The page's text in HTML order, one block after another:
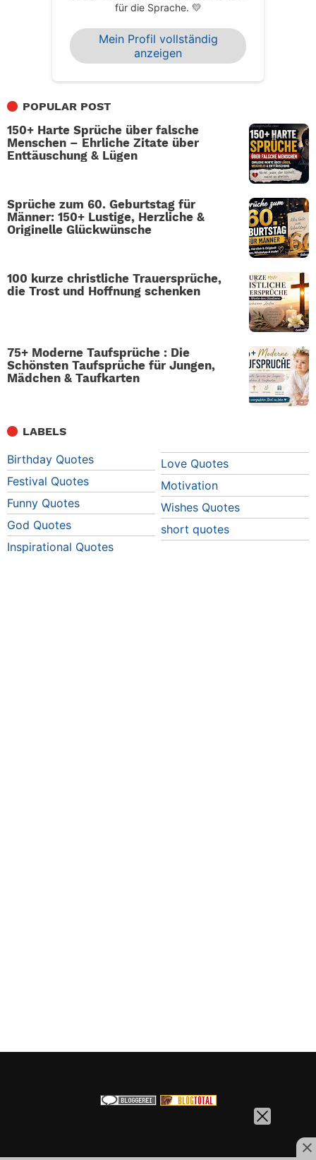
für die Sprache. 💛
Mein Profil vollständig
anzeigen
POPULAR POST
150+ Harte Sprüche über falsche
Menschen – Ehrliche Zitate über
Enttäuschung & Lügen
Sprüche zum 60. Geburtstag für
Männer: 150+ Lustige, Herzliche &
Originelle Glückwünsche
100 kurze christliche Trauersprüche,
die Trost und Hoffnung schenken
75+ Moderne Taufsprüche : Die
Schönsten Taufsprüche für Jungen,
Mädchen & Taufkarten
LABELS
Birthday Quotes
Festival Quotes
Funny Quotes
God Quotes
Inspirational Quotes
Love Quotes
Motivation
Wishes Quotes
short quotes